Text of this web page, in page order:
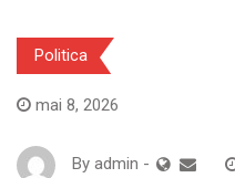
Politica
mai 8, 2026
By admin -